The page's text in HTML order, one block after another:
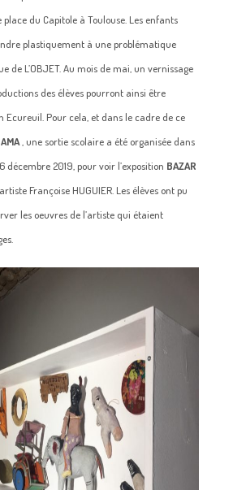
place du Capitole à Toulouse. Les enfants
plastiquement à une problématique
de L’OBJET. Au mois de mai, un vernissage
des élèves pourront ainsi être
Ecureuil. Pour cela, et dans le cadre de ce
, une sortie scolaire a été organisée dans
décembre 2019, pour voir l’exposition BAZAR
Françoise HUGUIER. Les élèves ont pu
les oeuvres de l’artiste qui étaient